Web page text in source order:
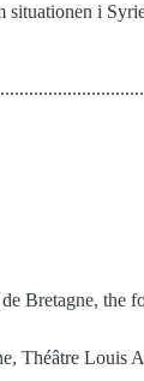
situationen i
Bretagne, the
Théâtre Louis